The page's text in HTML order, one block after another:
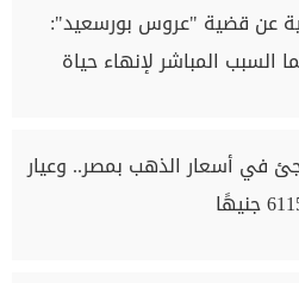
عن قضية "عروس بورسعيد":
السبب المباشر لإنهاء حياة
في أسعار الذهب بمصر.. وعيار